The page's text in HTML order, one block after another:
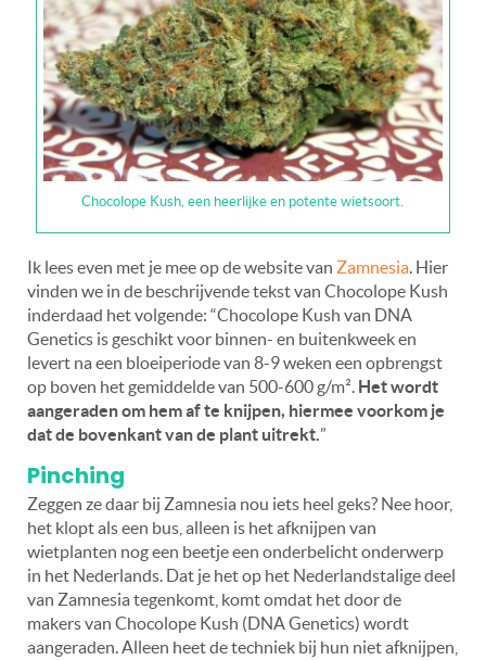
Chocolope Kush, een heerlijke en potente wietsoort.
Ik lees even met je mee op de website van Zamnesia. Hier
vinden we in de beschrijvende tekst van Chocolope Kush
inderdaad het volgende: “Chocolope Kush van DNA
Genetics is geschikt voor binnen- en buitenkweek en
levert na een bloeiperiode van 8-9 weken een opbrengst
op boven het gemiddelde van 500-600 g/m². Het wordt
aangeraden om hem af te knijpen, hiermee voorkom je
dat de bovenkant van de plant uitrekt.”
Pinching
Zeggen ze daar bij Zamnesia nou iets heel geks? Nee hoor,
het klopt als een bus, alleen is het afknijpen van
wietplanten nog een beetje een onderbelicht onderwerp
in het Nederlands. Dat je het op het Nederlandstalige deel
van Zamnesia tegenkomt, komt omdat het door de
makers van Chocolope Kush (DNA Genetics) wordt
aangeraden. Alleen heet de techniek bij hun niet afknijpen,